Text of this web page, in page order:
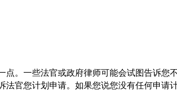
点。一些法官或政府律师可能会试图告诉您
法官您计划申请。如果您说您没有任何申请